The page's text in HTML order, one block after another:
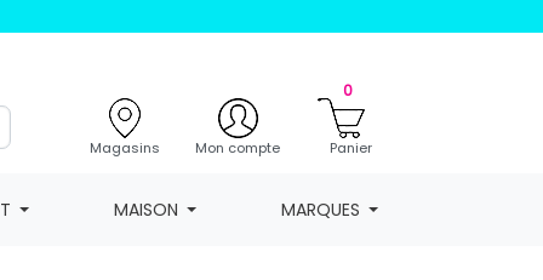
Magasins Mon compte
0
Panier
MAISON MARQUES